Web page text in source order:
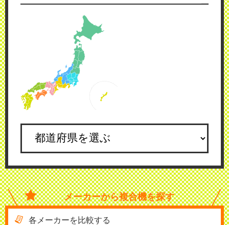
メーカーから複合機を探す
各メーカーを比較する